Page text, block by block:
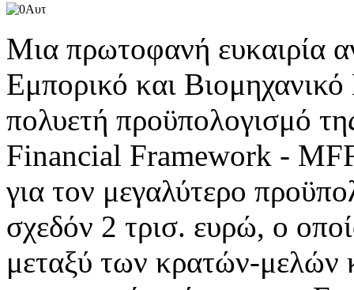
Μια πρωτοφανή ευκαιρία
Εμπορικό και
πολυετή προϋπολογισμό
Financial Framework -
για τον μεγαλύτερο
σχεδόν 2 τρισ. ευρώ, ο
μεταξύ των κρατών-μελών